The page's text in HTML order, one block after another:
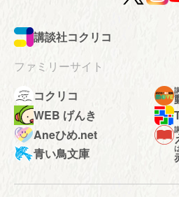
講談社コクリコ
ファミリーサイト
コクリコ
WEB げんき
Aneひめ.net
青い鳥文庫